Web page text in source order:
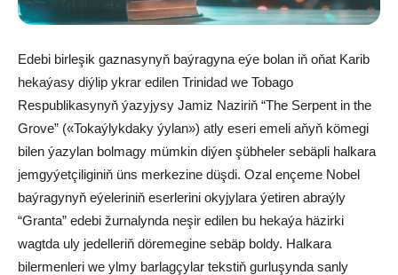
Edebi birleşik gaznasynyň baýragyna eýe bolan iň oňat Karib
hekaýasy diýlip ykrar edilen Trinidad we Tobago
Respublikasynyň ýazyjysy Jamiz Naziriň “The Serpent in the
Grove” («Tokaýlykdaky ýylan») atly eseri emeli aňyň kömegi
bilen ýazylan bolmagy mümkin diýen şübheler sebäpli halkara
jemgyýetçiliginiň üns merkezine düşdi. Ozal ençeme Nobel
baýragynyň eýeleriniň eserlerini okyjylara ýetiren abraýly
“Granta” edebi žurnalynda neşir edilen bu hekaýa häzirki
wagtda uly jedelleriň döremegine sebäp boldy. Halkara
bilermenleri we ylmy barlagçylar tekstiň gurluşynda sanly